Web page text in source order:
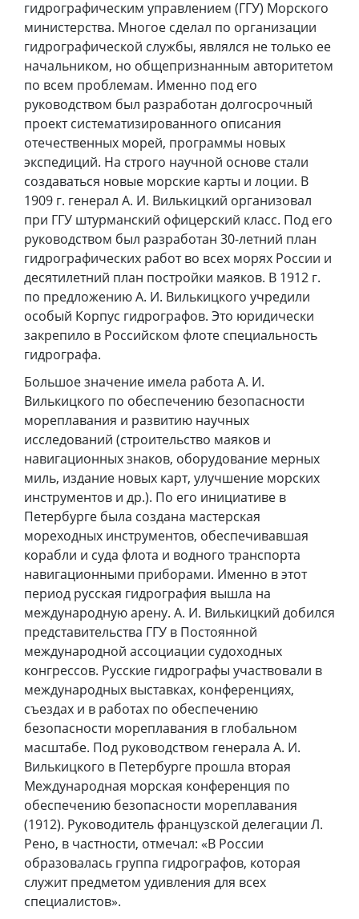
гидрографическим управлением (ГГУ) Морского
министерства. Многое сделал по организации
гидрографической службы, являлся не только ее
начальником, но общепризнанным авторитетом
по всем проблемам. Именно под его
руководством был разработан долгосрочный
проект систематизированного описания
отечественных морей, программы новых
экспедиций. На строго научной основе стали
создаваться новые морские карты и лоции. В
1909 г. генерал А. И. Вилькицкий организовал
при ГГУ штурманский офицерский класс. Под его
руководством был разработан 30-летний план
гидрографических работ во всех морях России и
десятилетний план постройки маяков. В 1912 г.
по предложению А. И. Вилькицкого учредили
особый Корпус гидрографов. Это юридически
закрепило в Российском флоте специальность
гидрографа.
Большое значение имела работа А. И.
Вилькицкого по обеспечению безопасности
мореплавания и развитию научных
исследований (строительство маяков и
навигационных знаков, оборудование мерных
миль, издание новых карт, улучшение морских
инструментов и др.). По его инициативе в
Петербурге была создана мастерская
мореходных инструментов, обеспечивавшая
корабли и суда флота и водного транспорта
навигационными приборами. Именно в этот
период русская гидрография вышла на
международную арену. А. И. Вилькицкий добился
представительства ГГУ в Постоянной
международной ассоциации судоходных
конгрессов. Русские гидрографы участвовали в
международных выставках, конференциях,
съездах и в работах по обеспечению
безопасности мореплавания в глобальном
масштабе. Под руководством генерала А. И.
Вилькицкого в Петербурге прошла вторая
Международная морская конференция по
обеспечению безопасности мореплавания
(1912). Руководитель французской делегации Л.
Рено, в частности, отмечал: «В России
образовалась группа гидрографов, которая
служит предметом удивления для всех
специалистов».